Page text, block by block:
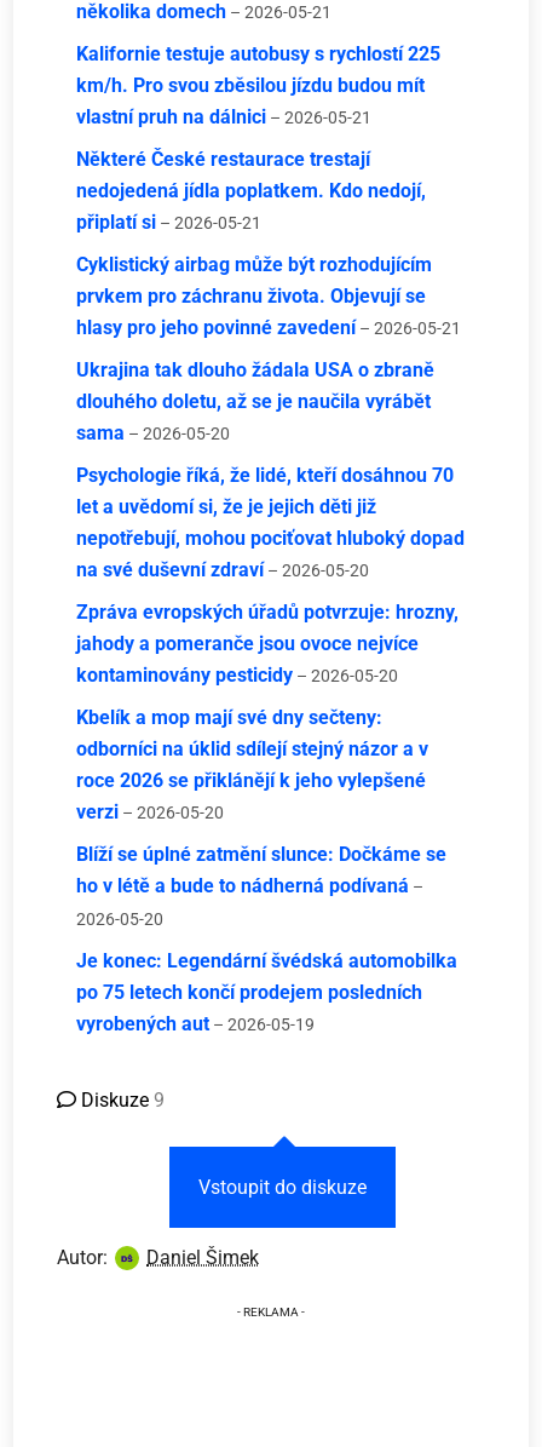
několika domech – 2026-05-21
Kalifornie testuje autobusy s rychlostí 225
km/h. Pro svou zběsilou jízdu budou mít
vlastní pruh na dálnici – 2026-05-21
Některé České restaurace trestají
nedojedená jídla poplatkem. Kdo nedojí,
připlatí si – 2026-05-21
Cyklistický airbag může být rozhodujícím
prvkem pro záchranu života. Objevují se
hlasy pro jeho povinné zavedení – 2026-05-21
Ukrajina tak dlouho žádala USA o zbraně
dlouhého doletu, až se je naučila vyrábět
sama – 2026-05-20
Psychologie říká, že lidé, kteří dosáhnou 70
let a uvědomí si, že je jejich děti již
nepotřebují, mohou pociťovat hluboký dopad
na své duševní zdraví – 2026-05-20
Zpráva evropských úřadů potvrzuje: hrozny,
jahody a pomeranče jsou ovoce nejvíce
kontaminovány pesticidy – 2026-05-20
Kbelík a mop mají své dny sečteny:
odborníci na úklid sdílejí stejný názor a v
roce 2026 se přiklánějí k jeho vylepšené
verzi – 2026-05-20
Blíží se úplné zatmění slunce: Dočkáme se
ho v létě a bude to nádherná podívaná –
2026-05-20
Je konec: Legendární švédská automobilka
po 75 letech končí prodejem posledních
vyrobených aut – 2026-05-19
Diskuze 9
Vstoupit do diskuze
Autor: Daniel Šimek